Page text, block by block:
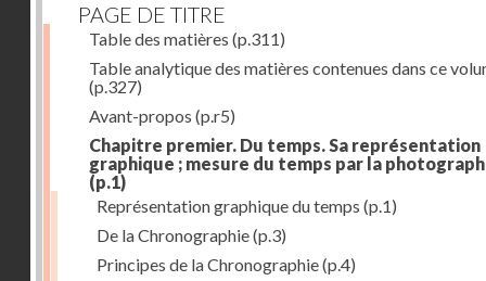
PAGE DE TITRE
Table des matières (p.311)
Table analytique des matières contenues dans ce
(p.327)
Avant-propos (p.r5)
Chapitre premier. Du temps. Sa représentation
graphique ; mesure du temps par la
(p.1)
Représentation graphique du temps (p.1)
De la Chronographie(p.3)
Principes de la Chronographie(p.4)